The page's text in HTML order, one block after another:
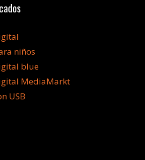
niños
blue
MediaMarkt
USB